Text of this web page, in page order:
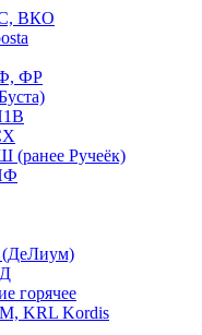
ВКО
ФР
Ручеёк)
(ДеЛиум)
горячее
KRL Kordis